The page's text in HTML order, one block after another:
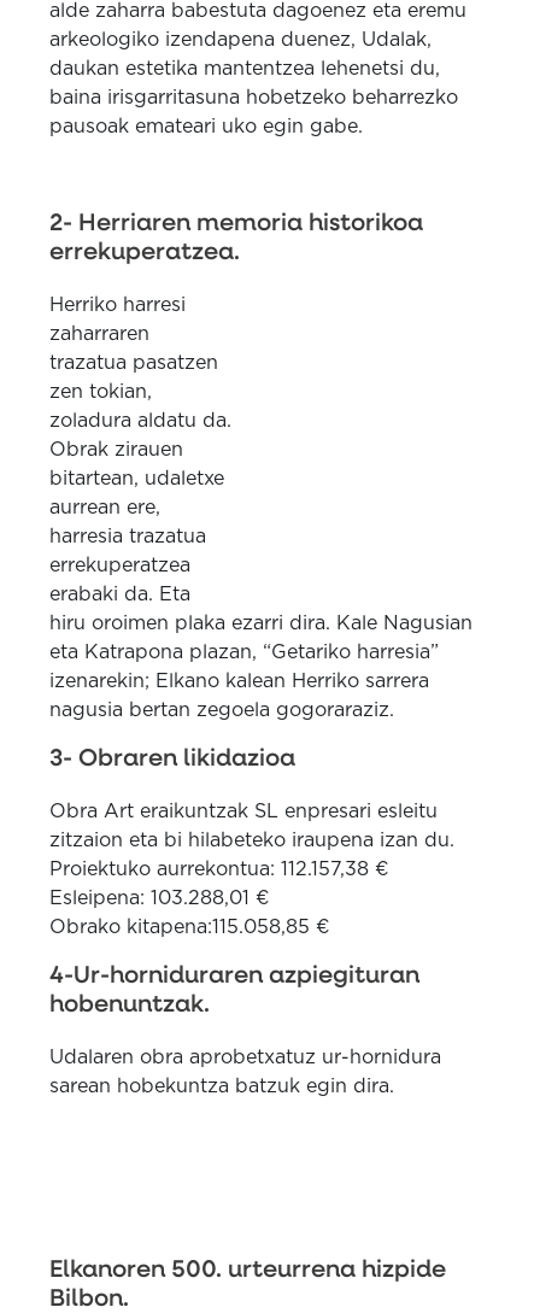
alde zaharra babestuta dagoenez eta eremu
arkeologiko izendapena duenez, Udalak,
daukan estetika mantentzea lehenetsi du,
baina irisgarritasuna hobetzeko beharrezko
pausoak emateari uko egin gabe.
2- Herriaren memoria historikoa
errekuperatzea.
Herriko harresi
zaharraren
trazatua pasatzen
zen tokian,
zoladura aldatu da.
Obrak zirauen
bitartean, udaletxe
aurrean ere,
harresia trazatua
errekuperatzea
erabaki da. Eta
hiru oroimen plaka ezarri dira. Kale Nagusian
eta Katrapona plazan, “Getariko harresia”
izenarekin; Elkano kalean Herriko sarrera
nagusia bertan zegoela gogoraraziz.
3- Obraren likidazioa
Obra Art eraikuntzak SL enpresari esleitu
zitzaion eta bi hilabeteko iraupena izan du.
Proiektuko aurrekontua: 112.157,38 €
Esleipena: 103.288,01 €
Obrako kitapena:115.058,85 €
4-Ur-horniduraren azpiegituran
hobenuntzak.
Udalaren obra aprobetxatuz ur-hornidura
sarean hobekuntza batzuk egin dira.
Elkanoren 500. urteurrena hizpide
Bilbon.